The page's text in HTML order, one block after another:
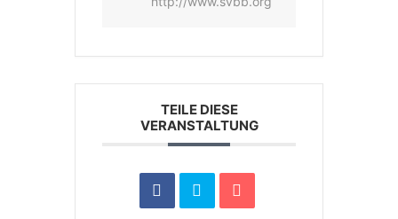
TEILE DIESE
VERANSTALTUNG